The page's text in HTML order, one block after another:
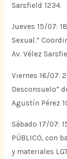
Sarsfield 1234.
Jueves 15/07:
Sexual.”
Av. Vélez
Viernes 16/07:
Desconsuelo”
Agustín Pérez
Sábado 17/07:
PÚBLICO, con
y materiales